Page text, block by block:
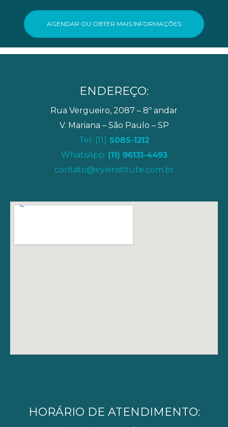
AGENDAR OU OBTER MAIS INFORMAÇÕES
ENDEREÇO:
Rua Vergueiro, 2087 – 8º andar
V. Mariana – São Paulo – SP
Tel: (11) 5085-1212
WhatsApp: (11) 96131-4493
contato@eyeinstitute.com.br
HORÁRIO DE ATENDIMENTO: